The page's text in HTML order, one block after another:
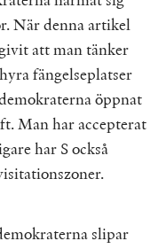
När denna artikel
att man tänker
fängelseplatser
öppnat
Man har accepterat
har S också
slipar